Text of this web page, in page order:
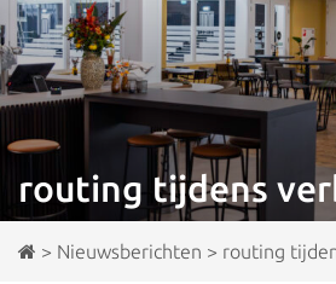
routing tijdens
> Nieuwsberichten > routing